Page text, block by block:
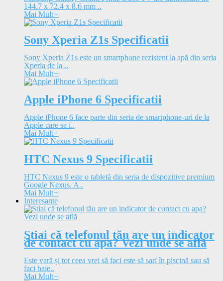
144.7 x 72.4 x 8.6 mm ..
Mai Mult+
Sony Xperia Z1s Specificatii
Sony Xperia Z1s este un smartphone rezistent la apă din seria
Xperia de la ..
Mai Mult+
Apple iPhone 6 Specificatii
Apple iPhone 6 face parte din seria de smartphone-uri de la
Apple care se i..
Mai Mult+
HTC Nexus 9 Specificatii
HTC Nexus 9 este o tabletă din seria de dispozitive premium
Google Nexus. A..
Mai Mult+
Interesante
Știai că telefonul tău are un indicator
de contact cu apa? Vezi unde se află
Este vară și tot ceea vrei să faci este să sari în piscină sau să
faci baie..
Mai Mult+